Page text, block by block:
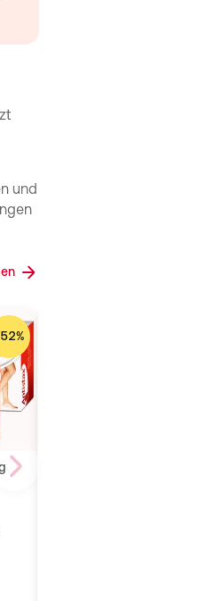
und
Weiter
52%